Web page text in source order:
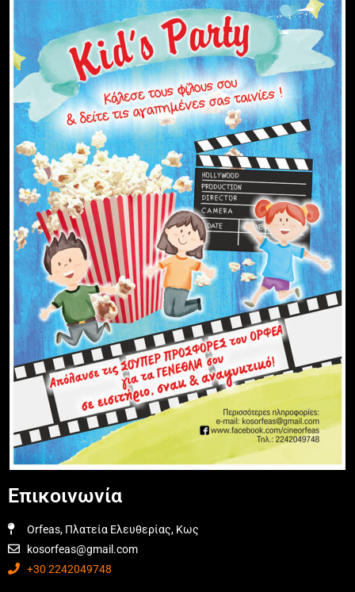
Επικοινωνία
Orfeas, Πλατεία Ελευθερίας, Κως
kosorfeas@gmail.com
+30 2242049748